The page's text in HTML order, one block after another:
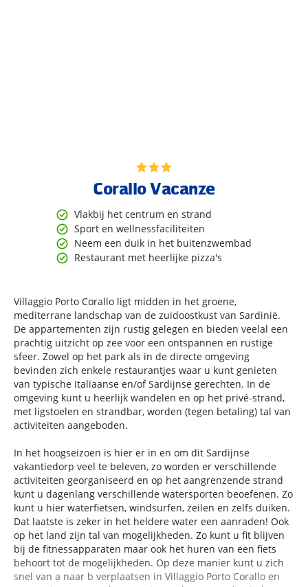
Corallo Vacanze
Vlakbij het centrum en strand
Sport en wellnessfaciliteiten
Neem een duik in het buitenzwembad
Restaurant met heerlijke pizza's
Villaggio Porto Corallo ligt midden in het groene,
mediterrane landschap van de zuidoostkust van Sardinië.
De appartementen zijn rustig gelegen en bieden veelal een
prachtig uitzicht op zee voor een ontspannen en rustige
sfeer. Zowel op het park als in de directe omgeving
bevinden zich enkele restaurantjes waar u kunt genieten
van typische Italiaanse en/of Sardijnse gerechten. In de
omgeving kunt u heerlijk wandelen en op het privé-strand,
met ligstoelen en strandbar, worden (tegen betaling) tal van
activiteiten aangeboden.
In het hoogseizoen is hier er in en om dit Sardijnse
vakantiedorp veel te beleven, zo worden er verschillende
activiteiten georganiseerd en op het aangrenzende strand
kunt u dagenlang verschillende watersporten beoefenen. Zo
kunt u hier waterfietsen, windsurfen, zeilen en zelfs duiken.
Dat laatste is zeker in het heldere water een aanraden! Ook
op het land zijn tal van mogelijkheden. Zo kunt u fit blijven
bij de fitnessapparaten maar ook het huren van een fiets
behoort tot de mogelijkheden. Op deze manier kunt u zich
snel van a naar b verplaatsen in Villaggio Porto Corallo en